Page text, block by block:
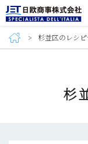
杉並区のレシ
杉